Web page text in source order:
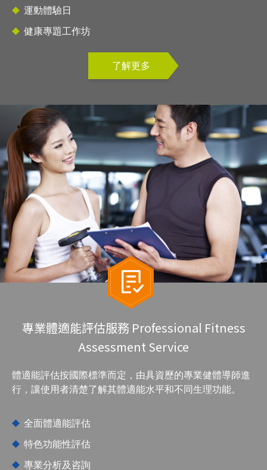
運動體驗日
健康專題工作坊
了解更多
專業體適能評估服務 Professional Fitness
Assessment Service
體適能評估按國際標準而定，由具資歷的專業健體導師進
行，讓使用者清楚了解其體適能水平和不同生理功能。
全面體適能評估
特色功能性評估
專業分析及咨詢